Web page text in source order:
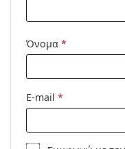
Κατηγορία:
Όγκος θήκης:
10
Όνομα *
E-mail *